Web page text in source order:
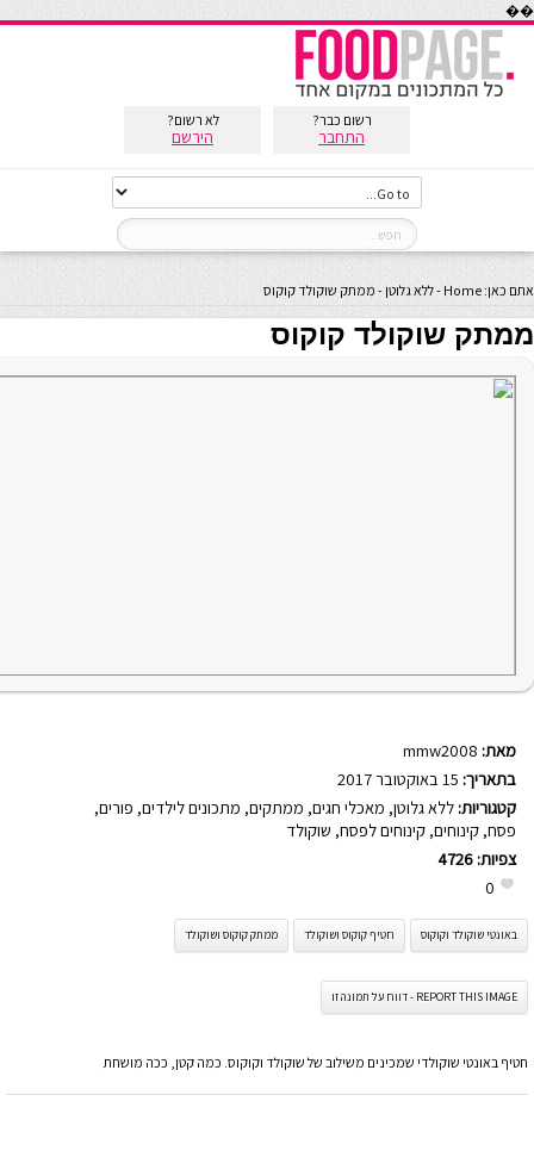
��
רשום כבר?
התחבר
לא רשום?
הירשם
אתם כאן: Home
-ללא גלוטן- ממתק שוקולד קוקוס
ממתק שוקולד קוקוס
מאת: mmw2008
בתאריך:
קטגוריות: ללא גלוטן, מאכלי חגים, ממתקים, מתכונים לילדים, פורים,
פסח, קינוחים, קינוחים לפסח, שוקולד
צפיות: 4726
0
באונטי שוקולד וקוקוס חטיף קוקוס ושוקולד ממתק קוקוס ושוקולד
REPORT THIS IMAGE - דווח על תמונה זו
חטיף באונטי שוקולדי שמכינים משילוב של שוקולד וקוקוס. כמה קטן, ככה מושחת